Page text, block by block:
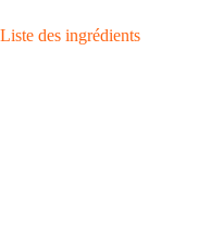
Liste des ingrédients